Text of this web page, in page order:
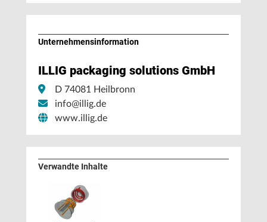
Unternehmens­information
ILLIG packaging solutions GmbH
D 74081 Heilbronn
info@illig.de
www.illig.de
Verwandte Inhalte